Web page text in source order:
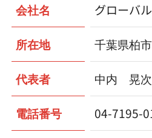
会社名 グローバ
所在地 千葉県柏
代表者 中内 晃
電話番号 04-7195-